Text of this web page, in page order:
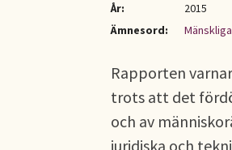
År:
2015
Ämnesord:
Rapporten
trots att det
och av
juridiska och